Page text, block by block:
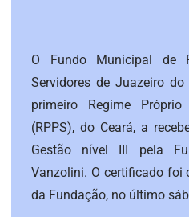
O Fundo Municipal de
Servidores de Juazeiro do
primeiro Regime
(RPPS), do Ceará, a
Gestão nível III pela
Vanzolini. O certificado foi
da Fundação, no último